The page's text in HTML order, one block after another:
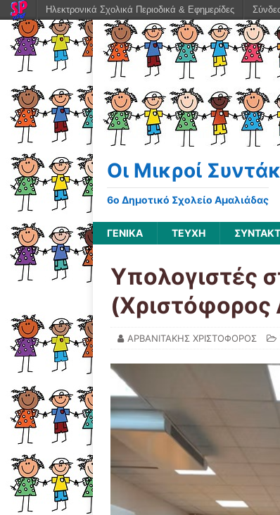
Οι Μικροί
6ο Δημοτικό Σχολείο Αμαλιάδας
ΓΕΝΙΚΆ ΤΕΥΧΗ
Υπολογιστές
(Χριστόφορος
ΑΡΒΑΝΙΤΑΚΗΣ ΧΡΙΣΤΟΦΟΡΟΣ
Ηλεκτρονικά Σχολικά Περιοδικά & Εφημερίδες